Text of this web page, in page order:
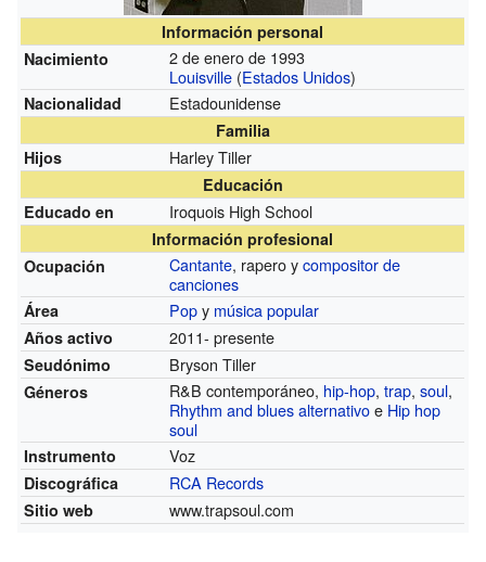
Información personal
Nacimiento
2 de enero de 1993
Louisville (Estados Unidos)
Nacionalidad Estadounidense
Familia
Hijos
Harley Tiller
Educación
Educado en
Iroquois High School
Información profesional
Ocupación
Cantante, rapero ycompositor de
canciones
Área Popy música popular
Años activo 2011- presente
Seudónimo Bryson Tiller
Géneros R&B contemporáneo, hip-hop,trap,soul,
Rhythm and blues alternativoe Hip hop
soul
Instrumento Voz
Discográfica RCA Records
Sitio web www.trapsoul.com